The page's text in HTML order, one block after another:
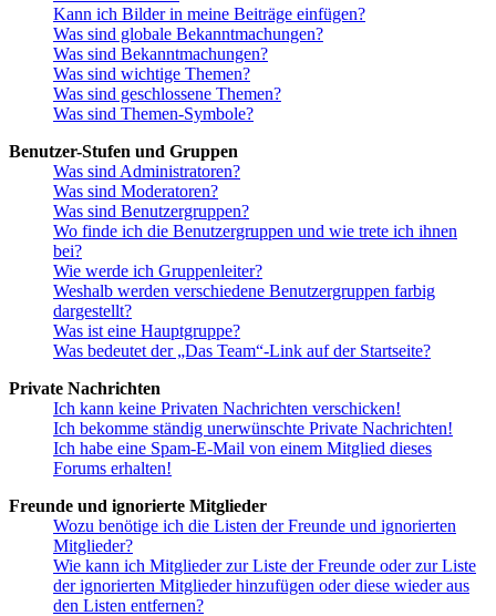
Kann ich Bilder in meine Beiträge einfügen?
Was sind globale Bekanntmachungen?
Was sind Bekanntmachungen?
Was sind wichtige Themen?
Was sind geschlossene Themen?
Was sind Themen-Symbole?
Benutzer-Stufen und Gruppen
Was sind Administratoren?
Was sind Moderatoren?
Was sind Benutzergruppen?
Wo finde ich die Benutzergruppen und wie trete ich ihnen
bei?
Wie werde ich Gruppenleiter?
Weshalb werden verschiedene Benutzergruppen farbig
dargestellt?
Was ist eine Hauptgruppe?
Was bedeutet der „Das Team“-Link auf der Startseite?
Private Nachrichten
Ich kann keine Privaten Nachrichten verschicken!
Ich bekomme ständig unerwünschte Private Nachrichten!
Ich habe eine Spam-E-Mail von einem Mitglied dieses
Forums erhalten!
Freunde und ignorierte Mitglieder
Wozu benötige ich die Listen der Freunde und ignorierten
Mitglieder?
Wie kann ich Mitglieder zur Liste der Freunde oder zur Liste
der ignorierten Mitglieder hinzufügen oder diese wieder aus
den Listen entfernen?